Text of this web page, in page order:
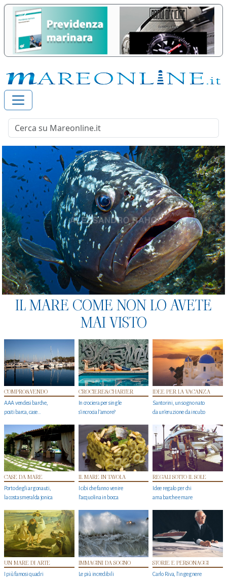
IL MARE COME NON LO AVETE
MAI VISTO
COMPRO&VENDO
AAA vendesi barche,
posti barca, case…
CROCIERE&CHARTER
In crociera per single
s'incrocia l’amore?
IDEE PER LA VACANZA
Santorini, un sogno nato
da un’eruzione da incubo
CASE DA MARE
Porto degli argonauti,
la costa smeralda jonica
IL MARE IN TAVOLA
I cibi che fanno venire
l’acquolina in bocca
REGALI SOTTO IL SOLE
Idee regalo per chi
ama barche e mare
UN MARE DI ARTE
I più famosi quadri
IMMAGINI DA SOGNO
Le più incredibili
STORIE E PERSONAGGI
Carlo Riva, l’ingegnere